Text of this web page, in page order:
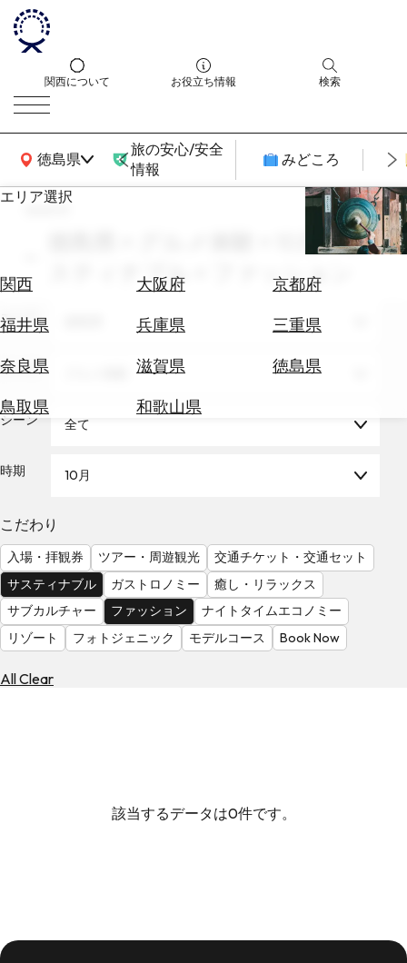
関西について お役立ち情報 検索
徳島県
関西広域MAP
旅の安心/安全
情報
みどころ
エリア選択
関西 大阪府
京都府
福井県
兵庫県
三重県
奈良県
滋賀県
徳島県
鳥取県
和歌山県
エ
券
テ
を
る
気
を
見
る
search
徳島県 × グルメ体験 × 10月 × サ
スティナブル × ファッション
エリア
テーマ
シーン 全て
時期 10月
こだわり
入場・拝観券 ツアー・周遊観光
交通チケット・交通セット
サスティナブル
ガストロノミー
癒し・リラックス
サブカルチャー
ファッション
ナイトタイムエコノミー
リゾート
フォトジェニック モデルコース Book Now
All Clear
該当するデータは0件です。